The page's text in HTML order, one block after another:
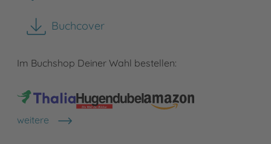
Buchcover
herunterladen
Im Buchshop Deiner Wahl bestellen:
weitere
Shops anzeigen